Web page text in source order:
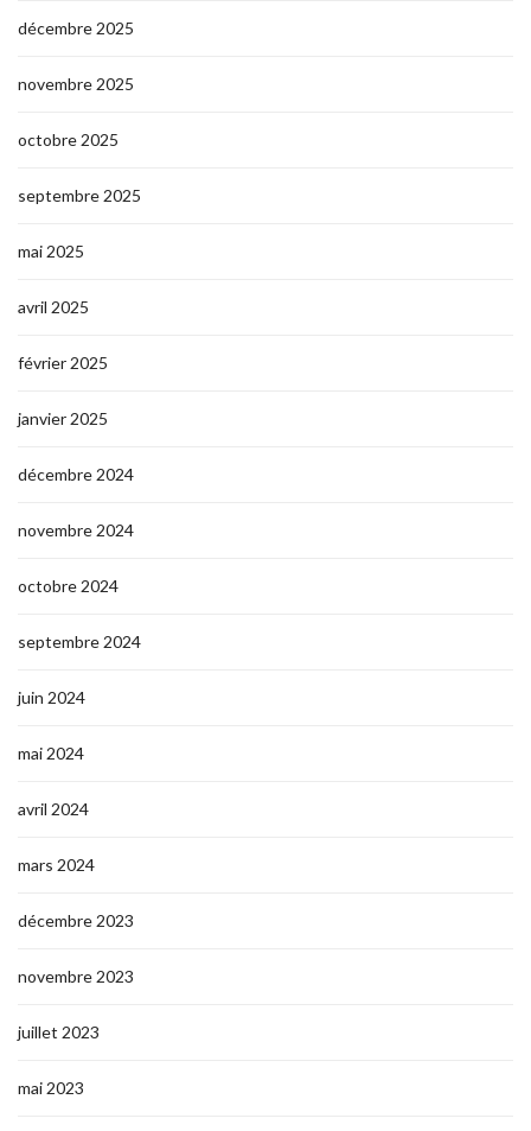
décembre 2025
novembre 2025
octobre 2025
septembre 2025
mai 2025
avril 2025
février 2025
janvier 2025
décembre 2024
novembre 2024
octobre 2024
septembre 2024
juin 2024
mai 2024
avril 2024
mars 2024
décembre 2023
novembre 2023
juillet 2023
mai 2023